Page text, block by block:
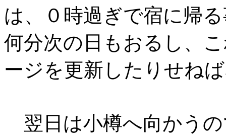
は、０時過ぎで宿に帰
何分次の日もおるし、
ージを更新したりせね
翌日は小樽へ向かう